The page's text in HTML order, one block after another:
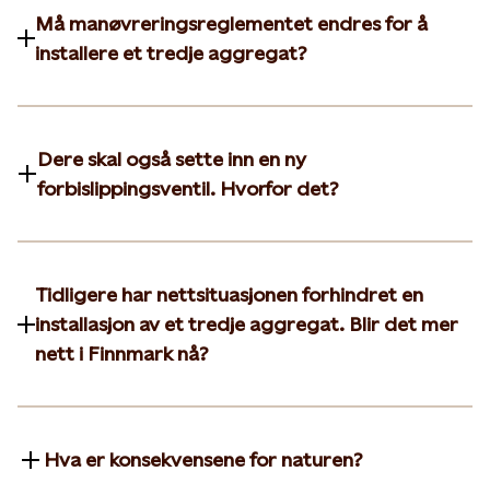
Må manøvreringsreglementet endres for å
installere et tredje aggregat?
Dere skal også sette inn en ny
forbislippingsventil. Hvorfor det?
Tidligere har nettsituasjonen forhindret en
installasjon av et tredje aggregat. Blir det mer
nett i Finnmark nå?
Hva er konsekvensene for naturen?